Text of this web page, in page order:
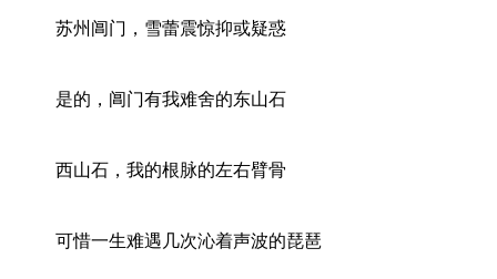
苏州阊门，雪蕾震惊抑或疑惑
是的，阊门有我难舍的东山石
西山石，我的根脉的左右臂骨
可惜一生难遇几次沁着声波的琵琶